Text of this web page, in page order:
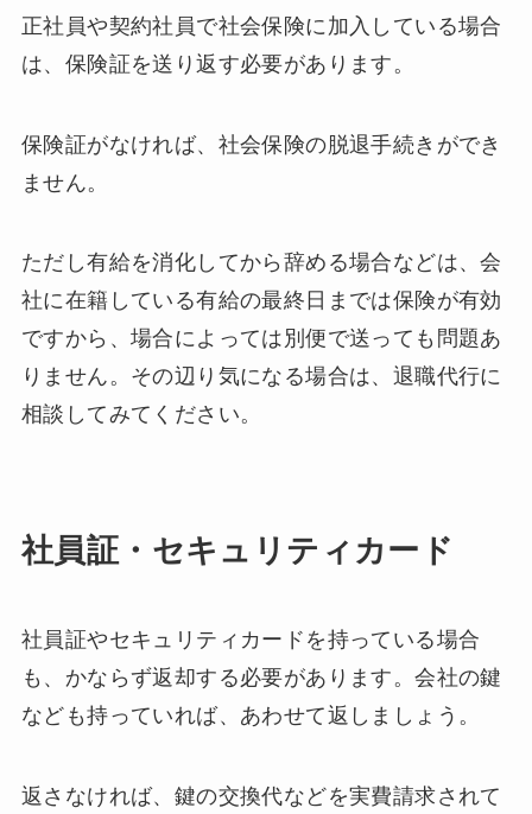
正社員や契約社員で社会保険に加入している場合
は、保険証を送り返す必要があります。
保険証がなければ、社会保険の脱退手続きができ
ません。
ただし有給を消化してから辞める場合などは、会
社に在籍している有給の最終日までは保険が有効
ですから、場合によっては別便で送っても問題あ
りません。その辺り気になる場合は、退職代行に
相談してみてください。
社員証・セキュリティカード
社員証やセキュリティカードを持っている場合
も、かならず返却する必要があります。会社の鍵
なども持っていれば、あわせて返しましょう。
返さなければ、鍵の交換代などを実費請求されて